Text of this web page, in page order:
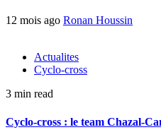
12 mois ago Ronan Houssin
Actualites
Cyclo-cross
3 min read
Cyclo-cross : le team Chazal-